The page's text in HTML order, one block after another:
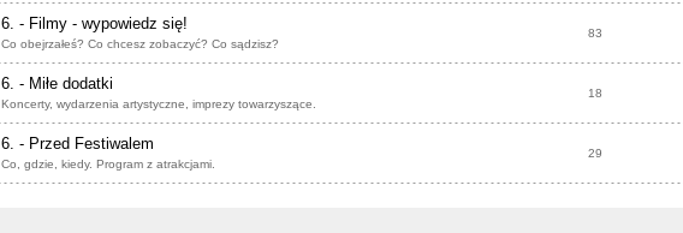
6. - Filmy - wypowiedz się!
Co obejrzałeś? Co chcesz zobaczyć? Co sądzisz?
83
6. - Miłe dodatki
Koncerty, wydarzenia artystyczne, imprezy towarzyszące.
18
6. - Przed Festiwalem
Co, gdzie, kiedy. Program z atrakcjami.
29